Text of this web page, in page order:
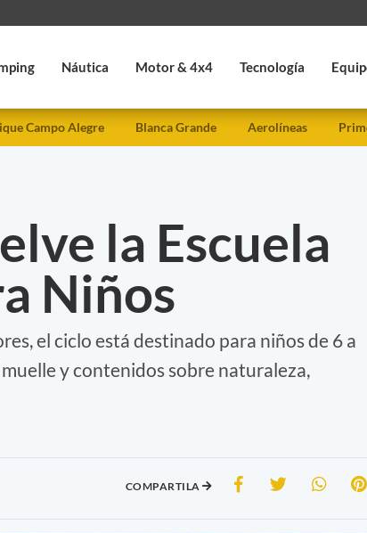
Náutica Motor & 4x4 Tecnología
Campo Alegre Blanca Grande Aerolíneas
la Escuela
Niños
el ciclo está destinado para niños de 6 a
y contenidos sobre naturaleza,
COMPARTILA